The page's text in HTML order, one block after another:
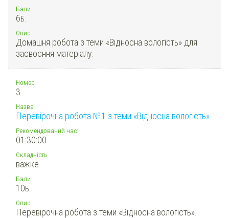
Бали
6Б.
Опис
Домашня робота з теми «Відносна вологість» для
засвоєння матеріалу.
Номер
3.
Назва
Перевірочна робота №1 з теми «Відносна вологість»
Рекомендований час:
01:30:00
Складність
важке
Бали
10Б.
Опис
Перевірочна робота з теми «Відносна вологість».